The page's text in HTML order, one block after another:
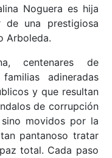
Noguera es hija
de una prestigiosa
Arboleda.
centenares de
adineradas
y que resultan
de corrupción
movidos por la
pantanoso tratar
total. Cada paso